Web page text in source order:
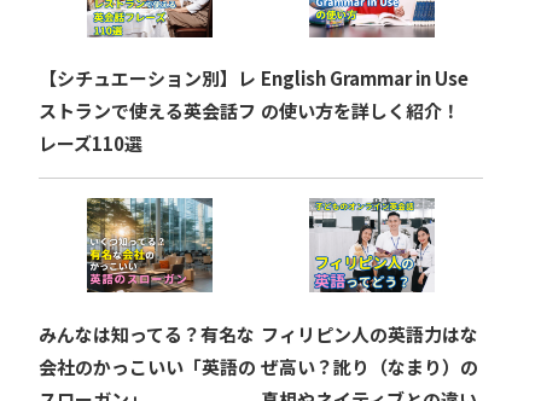
【シチュエーション別】レ
ストランで使える英会話フ
レーズ110選
English Grammar in Use
の使い方を詳しく紹介！
みんなは知ってる？有名な
会社のかっこいい「英語の
フィリピン人の英語力はな
ぜ高い？訛り（なまり）の